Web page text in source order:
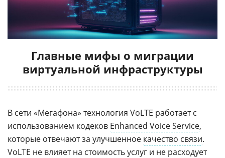
Главные мифы о миграции
виртуальной инфраструктуры
В сети «Мегафона» технология VoLTE работает с
использованием кодеков Enhanced Voice Service,
которые отвечают за улучшенное качество связи.
VoLTE не влияет на стоимость услуг и не расходует